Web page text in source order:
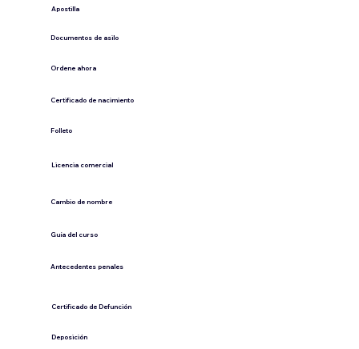
​Apostilla
Documentos de asilo
Ordene ahora
Certificado de nacimiento
Folleto
​Licencia comercial
Cambio de nombre
Guía del curso
Antecedentes penales
​Certificado de Defunción
​Deposición